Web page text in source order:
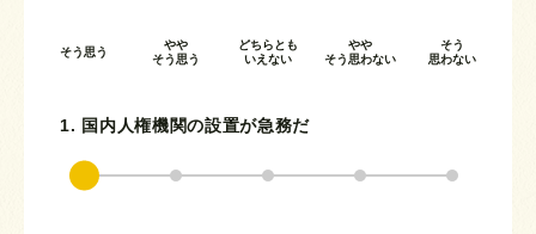
そう思う
やや
そう思う
どちらとも
いえない
やや
そう思わない
そう
思わない
1. 国内人権機関の設置が急務だ